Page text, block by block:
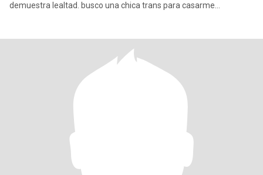
demuestra lealtad. busco una chica trans para casarme